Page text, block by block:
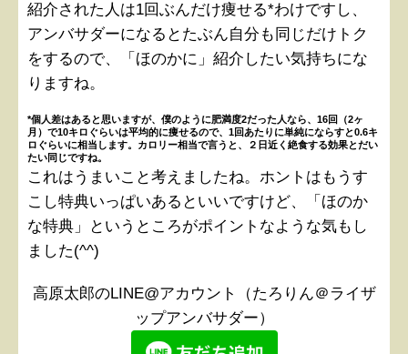
紹介された人は1回ぶんだけ痩せる*わけですし、
アンバサダーになるとたぶん自分も同じだけトク
をするので、「ほのかに」紹介したい気持ちにな
りますね。
*個人差はあると思いますが、僕のように肥満度2だった人なら、16回（2ヶ
月）で10キロぐらいは平均的に痩せるので、1回あたりに単純にならすと0.6キ
ロぐらいに相当します。カロリー相当で言うと、２日近く絶食する効果とだい
たい同じですね。
これはうまいこと考えましたね。ホントはもうす
こし特典いっぱいあるといいですけど、「ほのか
な特典」というところがポイントなような気もし
ました(^^)
高原太郎のLINE@アカウント（たろりん＠ライザ
ップアンバサダー）